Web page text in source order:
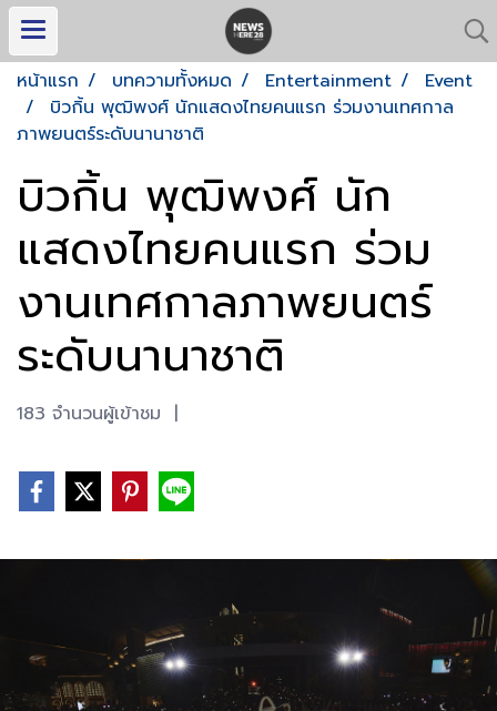
หน้าแรก บทความทั้งหมด Entertainment
Event
บิวกิ้น พุฒิพงศ์ นักแสดงไทยคนแรก ร่วมงานเทศกาล
ภาพยนตร์ระดับนานาชาติ
บิวกิ้น พุฒิพงศ์ นัก
แสดงไทยคนแรก ร่วม
งานเทศกาลภาพยนตร์
ระดับนานาชาติ
183 จำนวนผู้เข้าชม |